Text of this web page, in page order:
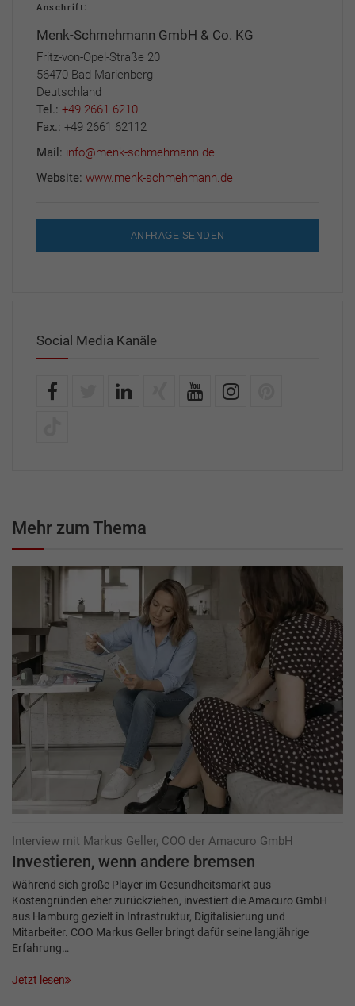
Anschrift:
Menk-Schmehmann GmbH & Co. KG
Fritz-von-Opel-Straße 20
56470 Bad Marienberg
Deutschland
Tel.: +49 2661 6210
Fax.: +49 2661 62112
Mail: info@menk-schmehmann.de
Website: www.menk-schmehmann.de
ANFRAGE SENDEN
Social Media Kanäle
Mehr zum Thema
Interview mit Markus Geller, COO der Amacuro GmbH
Investieren, wenn andere bremsen
Während sich große Player im Gesundheitsmarkt aus
Kostengründen eher zurückziehen, investiert die Amacuro GmbH
aus Hamburg gezielt in Infrastruktur, Digitalisierung und
Mitarbeiter. COO Markus Geller bringt dafür seine langjährige
Erfahrung…
Jetzt lesen